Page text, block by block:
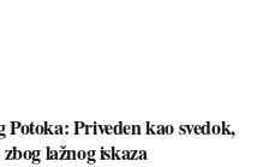
Priveden kao svedok,
lažnog iskaza